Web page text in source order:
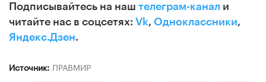
Подписывайтесь на наш телеграм-канал и
читайте нас в соцсетях: Vk, Одноклассники,
Яндекс.Дзен.
Источник: ПРАВМИР